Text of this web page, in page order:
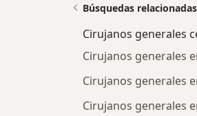
Búsquedas relacionadas
Cirujanos generales
Cirujanos generales
Cirujanos generales
Cirujanos generales